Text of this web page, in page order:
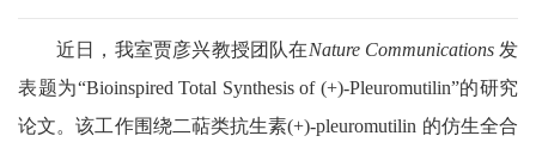
近日，我室贾彦兴教授团队在Nature Communications 发
表题为“Bioinspired Total Synthesis of (+)-Pleuromutilin”的研究
论文。该工作围绕二萜类抗生素(+)-pleuromutilin 的仿生全合